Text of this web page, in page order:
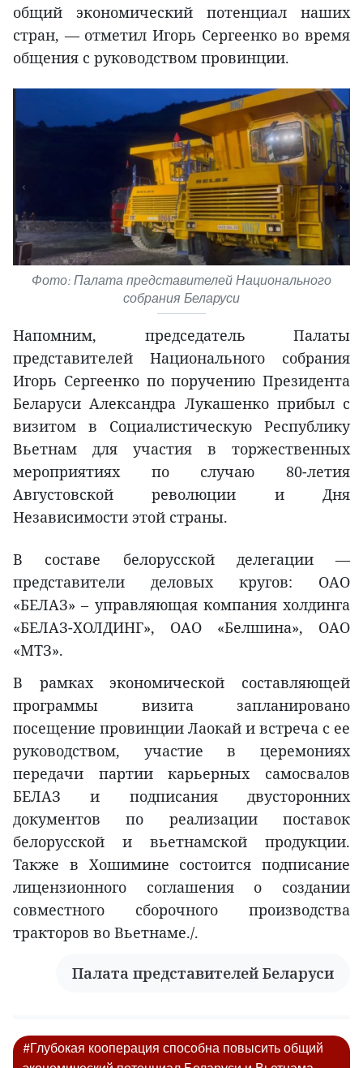
общий экономический потенциал наших
стран, — отметил Игорь Сергеенко во время
общения с руководством провинции.
Фото: Палата представителей Национального
собрания Беларуси
Напомним, председатель Палаты
представителей Национального собрания
Игорь Сергеенко по поручению Президента
Беларуси Александра Лукашенко прибыл с
визитом в Социалистическую Республику
Вьетнам для участия в торжественных
мероприятиях по случаю 80-летия
Августовской революции и Дня
Независимости этой страны.
В составе белорусской делегации —
представители деловых кругов: ОАО
«БЕЛАЗ» – управляющая компания холдинга
«БЕЛАЗ-ХОЛДИНГ», ОАО «Белшина», ОАО
«МТЗ».
В рамках экономической составляющей
программы визита запланировано
посещение провинции Лаокай и встреча с ее
руководством, участие в церемониях
передачи партии карьерных самосвалов
БЕЛАЗ и подписания двусторонних
документов по реализации поставок
белорусской и вьетнамской продукции.
Также в Хошимине состоится подписание
лицензионного соглашения о создании
совместного сборочного производства
тракторов во Вьетнаме./.
Палата представителей Беларуси
#Глубокая кооперация способна повысить общий